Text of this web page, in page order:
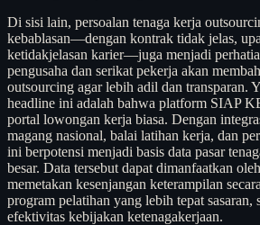
Di sisi lain, persoalan tenaga kerja
kebablasan—dengan kontrak tidak jelas,
ketidakjelasan karier—juga menjadi
pengusaha dan serikat pekerja akan
outsourcing agar lebih adil dan transparan.
headline ini adalah bahwa platform SIAP
portal lowongan kerja biasa. Dengan
magang nasional, balai latihan kerja, dan
ini berpotensi menjadi basis data pasar
besar. Data tersebut dapat dimanfaatkan
memetakan kesenjangan keterampilan
program pelatihan yang lebih tepat sasaran,
efektivitas kebijakan ketenagakerjaan.